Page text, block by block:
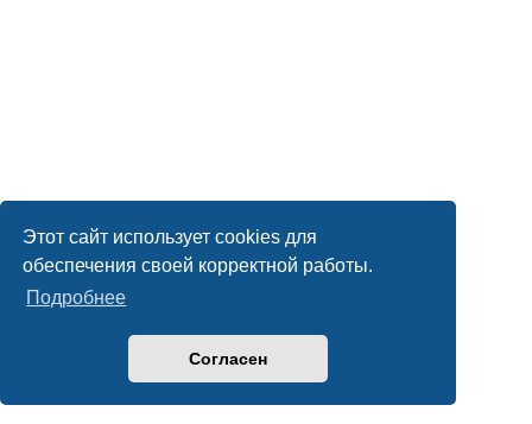
Этот сайт использует cookies для
обеспечения своей корректной работы.
Подробнее
Согласен